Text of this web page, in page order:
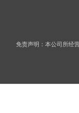
免责声明：本公司所经